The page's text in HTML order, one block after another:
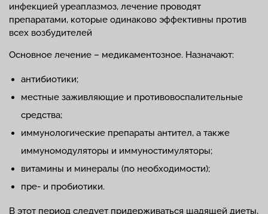
инфекцией уреаплазмоз, лечение проводят
препаратами, которые одинаково эффективны против
всех возбудителей
Основное лечение – медикаментозное. Назначают:
антибиотики;
местные заживляющие и противовоспалительные
средства;
иммунологические препараты антител, а также
иммуномодуляторы и иммуностимуляторы;
витамины и минералы (по необходимости);
пре- и пробиотики.
В этот период следует придерживаться щадящей диеты,